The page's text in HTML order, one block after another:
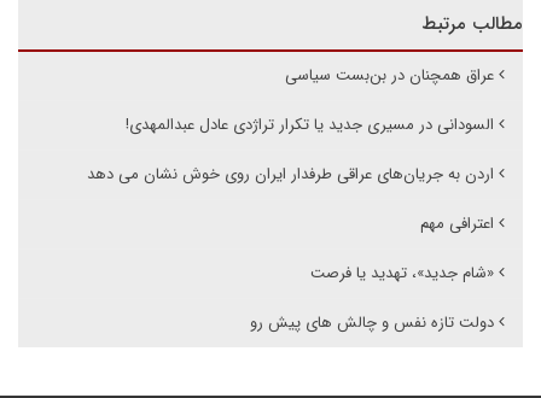
مطالب مرتبط
عراق همچنان در بن‌بست سیاسی
السودانی در مسیری جدید یا تکرار تراژدی عادل عبدالمهدی!
اردن به جریان‌های عراقی طرفدار ایران روی خوش نشان می دهد
اعترافی مهم
«شام جدید»، تهدید یا فرصت
دولت تازه نفس و چالش های پیش رو